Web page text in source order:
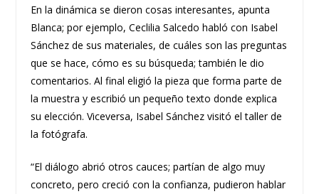
En la dinámica se dieron cosas interesantes, apunta
Blanca; por ejemplo, Ceclilia Salcedo habló con Isabel
Sánchez de sus materiales, de cuáles son las preguntas
que se hace, cómo es su búsqueda; también le dio
comentarios. Al final eligió la pieza que forma parte de
la muestra y escribió un pequeño texto donde explica
su elección. Viceversa, Isabel Sánchez visitó el taller de
la fotógrafa.
“El diálogo abrió otros cauces; partían de algo muy
concreto, pero creció con la confianza, pudieron hablar